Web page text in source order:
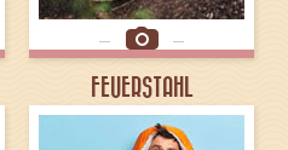
FEUERSTAHL